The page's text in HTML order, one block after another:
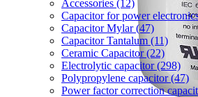
Accessories (12)
Capacitor for power
Capacitor Mylar (47)
Capacitor Tantalum (11)
Ceramic Capacitor (22)
Electrolytic capacitor (298)
Polypropylene capacitor (47)
Power factor correction